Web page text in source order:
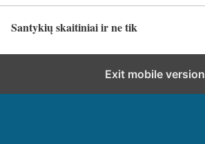
Santykių skaitiniai ir ne tik
Exit mobile version